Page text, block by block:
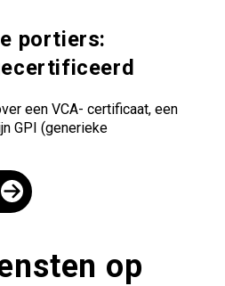
portiers:
een VCA- certificaat, een
GPI (generieke
op